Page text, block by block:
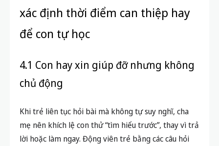
xác định thời điểm can thiệp hay
để con tự học
4.1 Con hay xin giúp đỡ nhưng không
chủ động
Khi trẻ liên tục hỏi bài mà không tự suy nghĩ, cha
mẹ nên khích lệ con thử “tìm hiểu trước”, thay vì trả
lời hoặc làm ngay. Động viên trẻ bằng các câu hỏi